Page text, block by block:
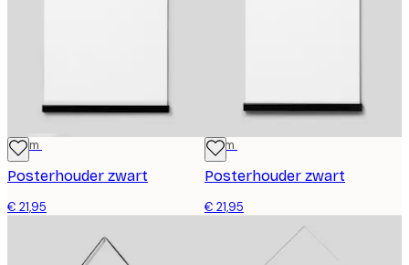
41 cm
Posterhouder zwart
€ 21,95
31 cm
Posterhouder zwart
€ 21,95